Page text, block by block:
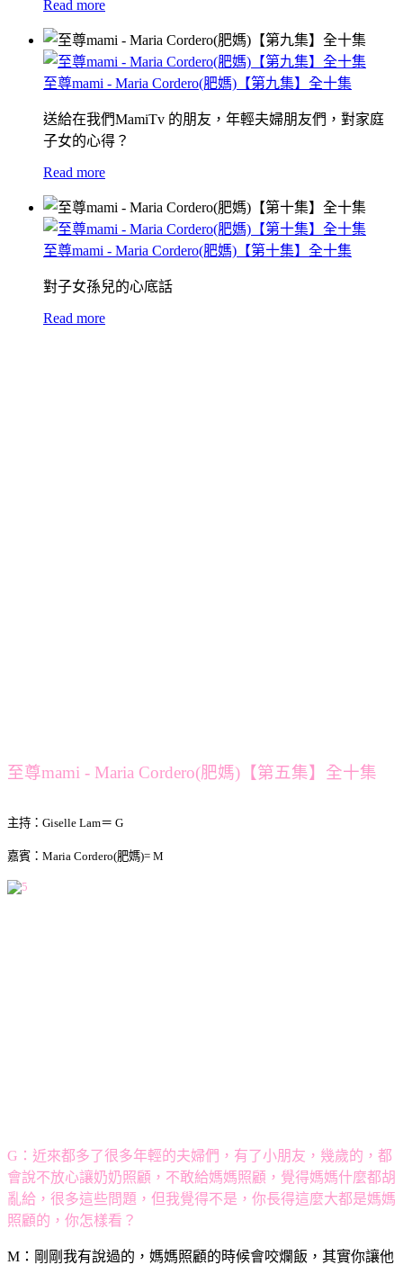
Read more
至尊mami - Maria Cordero(肥媽)【第九集】全十集
送給在我們MamiTv 的朋友，年輕夫婦朋友們，對家庭
子女的心得？
Read more
至尊mami - Maria Cordero(肥媽)【第十集】全十集
對子女孫兒的心底話
Read more
至尊mami - Maria Cordero(肥媽)【第五集】全十集
主持：Giselle Lam＝ G
嘉賓：Maria Cordero(肥媽)= M
G：近來都多了很多年輕的夫婦們，有了小朋友，幾歲的，都
會說不放心讓奶奶照顧，不敢給媽媽照顧，覺得媽媽什麼都胡
亂給，很多這些問題，但我覺得不是，你長得這麼大都是媽媽
照顧的，你怎樣看？
M：剛剛我有說過的，媽媽照顧的時候會咬爛飯，其實你讓他